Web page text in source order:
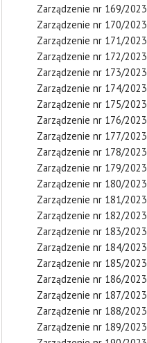
Zarządzenie nr 169/2023
Zarządzenie nr 170/2023
Zarządzenie nr 171/2023
Zarządzenie nr 172/2023
Zarządzenie nr 173/2023
Zarządzenie nr 174/2023
Zarządzenie nr 175/2023
Zarządzenie nr 176/2023
Zarządzenie nr 177/2023
Zarządzenie nr 178/2023
Zarządzenie nr 179/2023
Zarządzenie nr 180/2023
Zarządzenie nr 181/2023
Zarządzenie nr 182/2023
Zarządzenie nr 183/2023
Zarządzenie nr 184/2023
Zarządzenie nr 185/2023
Zarządzenie nr 186/2023
Zarządzenie nr 187/2023
Zarządzenie nr 188/2023
Zarządzenie nr 189/2023